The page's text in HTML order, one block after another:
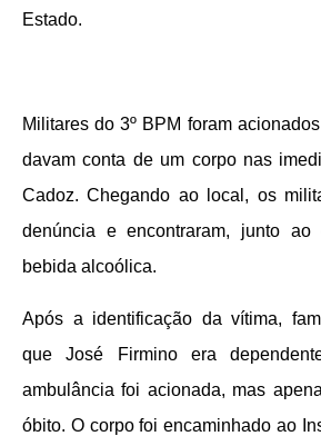
Estado.
Militares do 3º BPM foram
davam conta de um corpo nas
Cadoz. Chegando ao local, os
denúncia e encontraram, junto
bebida alcoólica.
Após a identificação da vítima,
que José Firmino era
ambulância foi acionada, mas
óbito. O corpo foi encaminhado ao